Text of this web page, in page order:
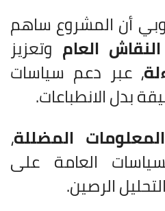
أن المشروع ساهم
النقاش العام وتعزيز
، عبر دعم سياسات
بدل الانطباعات.
المعلومات المضللة،
العامة على
الرصين.